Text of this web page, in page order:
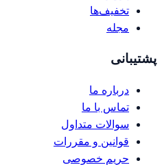
تخفیف‌ها
مجله
پشتیبانی
درباره ما
تماس با ما
سوالات متداول
قوانین و مقررات
حریم خصوصی